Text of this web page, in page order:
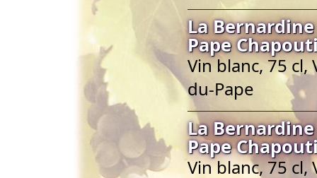
La
Pape
Vin blanc, 75 cl,
du-Pape
La
Pape
Vin blanc, 75 cl,